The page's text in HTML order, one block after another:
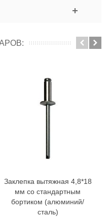
Заклепка вытяжная 4,8*18
мм со стандартным
бортиком (алюминий/
сталь)